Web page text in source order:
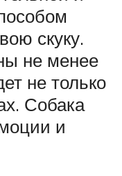
скуку.
не менее
не только
Собака
и